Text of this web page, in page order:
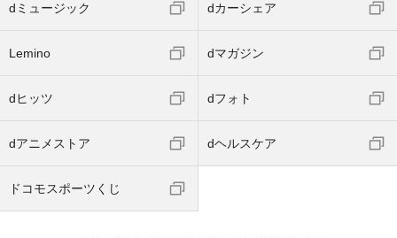
dミュージック dカーシェア
Lemino dマガジン
dヒッツ dフォト
dアニメストア dヘルスケア
ドコモスポーツくじ